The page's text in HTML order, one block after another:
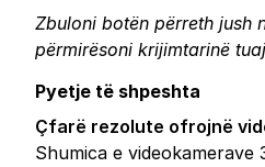
Zbuloni botën përreth jush
përmirësoni krijimtarinë
Pyetje të shpeshta
Çfarë rezolute ofrojnë
Shumica e